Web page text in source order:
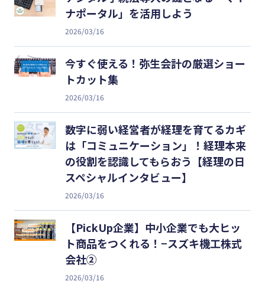
ナポータル」を活用しよう
2026/03/16
今すぐ使える！弥生会計の厳選ショー
トカット集
2026/03/16
数字に弱い経営者が経理を育てるカギ
は「コミュニケーション」！経理本来
の役割を認識してもらおう【経理の日
スペシャルインタビュー】
2026/03/16
【PickUp企業】中小企業でも大ヒッ
ト商品をつくれる！−スズキ機工株式
会社②
2026/03/16